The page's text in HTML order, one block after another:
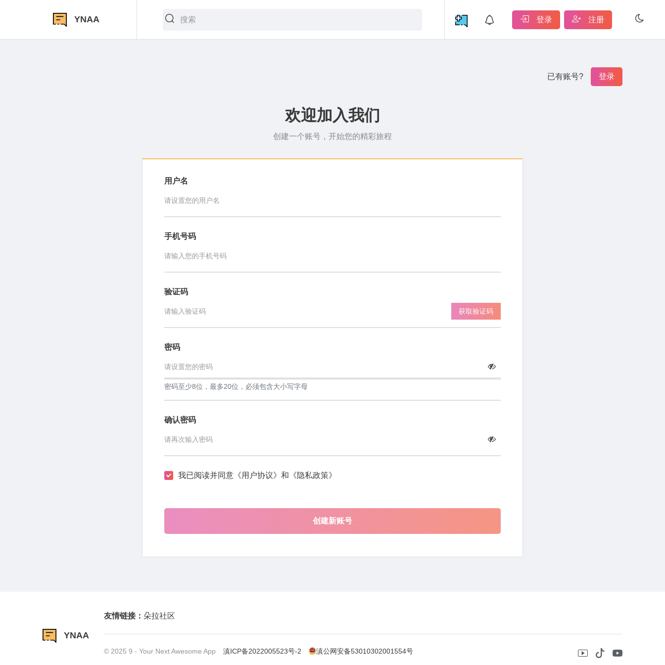
YNAA 登录 注册
已有账号? 登录
欢迎加入我们
创建一个账号，开始您的精彩旅程
用户名
手机号码
验证码
获取验证码
密码
密码至少8位，最多20位，必须包含大小写字母
确认密码
我已阅读并同意 《用户协议》 和 《隐私政策》
创建新账号
YNAA
友情链接： 朵拉社区
© 2025 9 - Your Next Awesome App 滇ICP备2022005523号-2 滇公网安备53010302001554号